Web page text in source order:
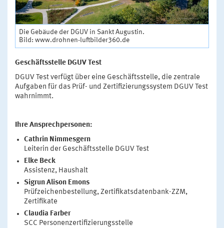
Die Gebäude der DGUV in Sankt Augustin.
Bild: www.drohnen-luftbilder360.de
Geschäftsstelle DGUV Test
DGUV Test verfügt über eine Geschäftsstelle, die zentrale
Aufgaben für das Prüf- und Zertifizierungssystem DGUV Test
wahrnimmt.
Ihre Ansprechpersonen:
Cathrin Nimmesgern
Leiterin der Geschäftsstelle DGUV Test
Elke Beck
Assistenz, Haushalt
Sigrun Alison Emons
Prüfzeichenbestellung, Zertifikatsdatenbank-ZZM,
Zertifikate
Claudia Farber
SCC Personenzertifizierungsstelle